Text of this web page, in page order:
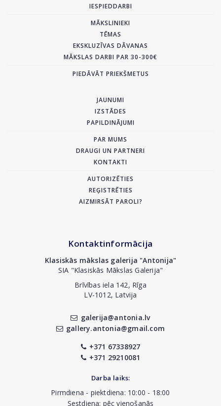
IESPIEDDARBI
MĀKSLINIEKI
TĒMAS
EKSKLUZĪVAS DĀVANAS
MĀKSLAS DARBI PAR 30-300€
PIEDĀVĀT PRIEKŠMETUS
JAUNUMI
IZSTĀDES
PAPILDINĀJUMI
PAR MUMS
DRAUGI UN PARTNERI
KONTAKTI
AUTORIZĒTIES
REĢISTRĒTIES
AIZMIRSĀT PAROLI?
Kontaktinformācija
Klasiskās mākslas galerija "Antonija"
SIA "Klasiskās Mākslas Galerija"
Brīvības iela 142, Rīga
LV-1012, Latvija
galerija@antonia.lv
gallery.antonia@gmail.com
+371 67338927
+371 29210081
Darba laiks:
Pirmdiena - piektdiena: 10:00 - 18:00
Sestdiena: pēc vienošanās